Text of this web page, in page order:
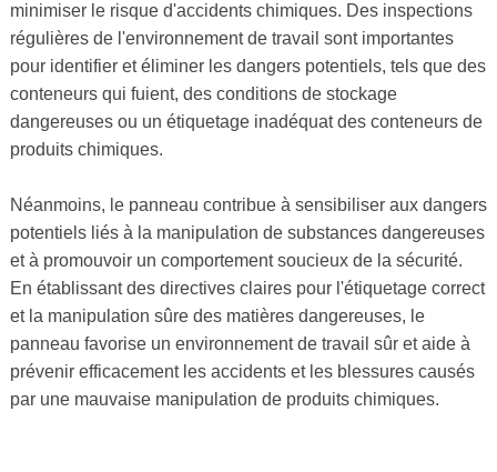
minimiser le risque d'accidents chimiques. Des inspections
régulières de l'environnement de travail sont importantes
pour identifier et éliminer les dangers potentiels, tels que des
conteneurs qui fuient, des conditions de stockage
dangereuses ou un étiquetage inadéquat des conteneurs de
produits chimiques.
Néanmoins, le panneau contribue à sensibiliser aux dangers
potentiels liés à la manipulation de substances dangereuses
et à promouvoir un comportement soucieux de la sécurité.
En établissant des directives claires pour l'étiquetage correct
et la manipulation sûre des matières dangereuses, le
panneau favorise un environnement de travail sûr et aide à
prévenir efficacement les accidents et les blessures causés
par une mauvaise manipulation de produits chimiques.